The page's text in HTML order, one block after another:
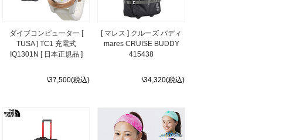
ダイブコンピューター [
TUSA ] TC1 充電式
IQ1301N [ 日本正規品 ]
\37,500(税込)
[ マレス ] クルーズ バディ
mares CRUISE BUDDY
415438
\34,320(税込)